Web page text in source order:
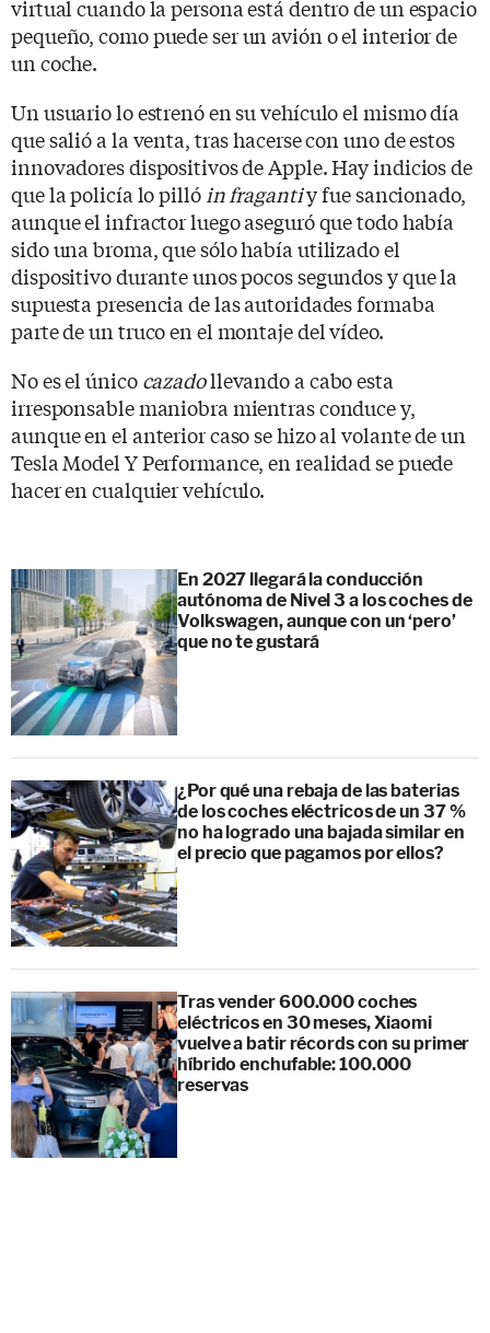
virtual cuando la persona está dentro de un espacio
pequeño, como puede ser un avión o el interior de
un coche.
Un usuario lo estrenó en su vehículo el mismo día
que salió a la venta, tras hacerse con uno de estos
innovadores dispositivos de Apple. Hay indicios de
que la policía lo pilló in fragantiy fue sancionado,
aunque el infractor luego aseguró que todo había
sido una broma, que sólo había utilizado el
dispositivo durante unos pocos segundos y que la
supuesta presencia de las autoridades formaba
parte de un truco en el montaje del vídeo.
No es el únicocazadollevando a cabo esta
irresponsable maniobra mientras conduce y,
aunque en el anterior caso se hizo al volante de un
Tesla Model Y Performance, en realidad se puede
hacer en cualquier vehículo.
En 2027 llegará la conducción
autónoma de Nivel 3 a los coches de
Volkswagen, aunque con un ‘pero’
que no te gustará
¿Por qué una rebaja de las baterias
de los coches eléctricos de un 37 %
no ha logrado una bajada similar en
el precio que pagamos por ellos?
Tras vender 600.000 coches
eléctricos en 30 meses, Xiaomi
vuelve a batir récords con su primer
híbrido enchufable: 100.000
reservas